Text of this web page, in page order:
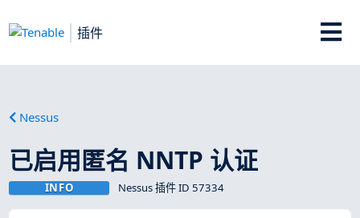
插件
Nessus
已启用匿名 NNTP 认证
INFO Nessus 插件 ID 57334